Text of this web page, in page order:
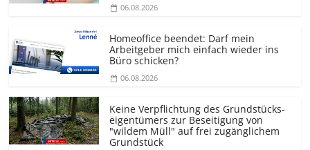
06.08.2026
Homeoffice beendet: Darf mein
Arbeitgeber mich einfach wieder ins
Büro schicken?
06.08.2026
Keine Verpflichtung des Grundstücks­
eigentümers zur Beseitigung von
"wildem Müll" auf frei zugänglichem
Grundstück